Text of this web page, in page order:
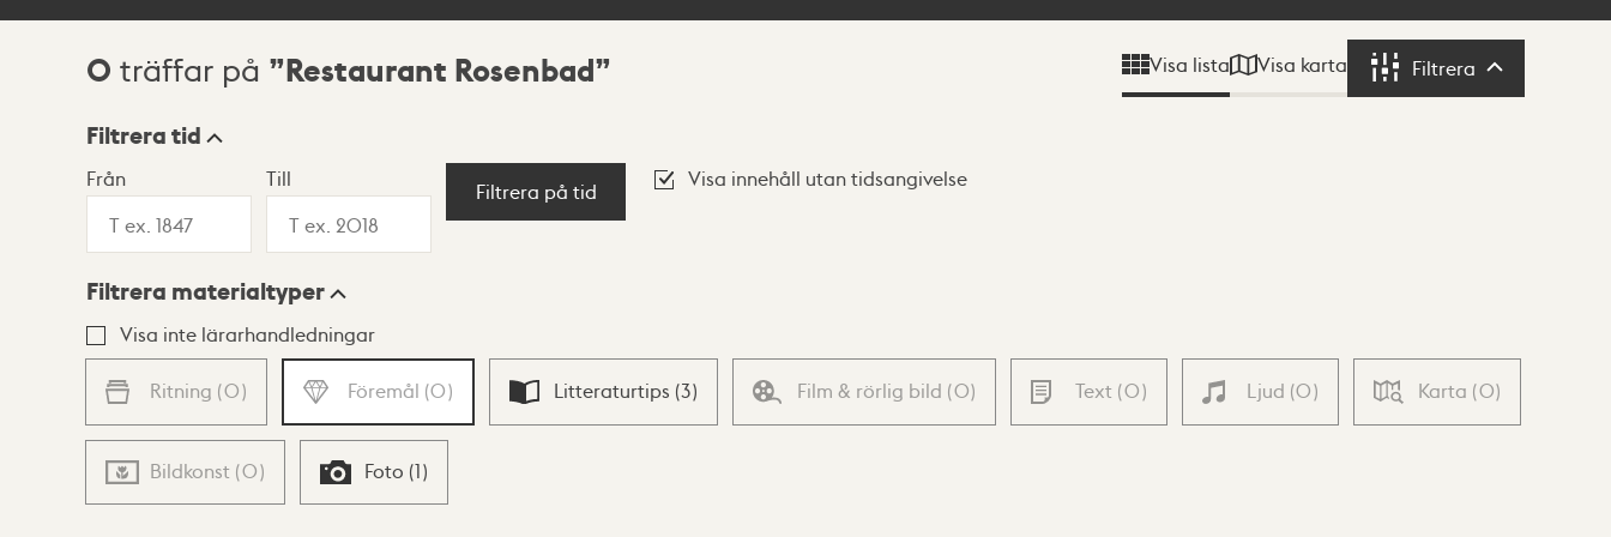
Sökresultat
0 träffar på Restaurant Rosenbad Visa lista Visa karta Filtrera Filtrera
Visningsläge
Lista Karta
Filtrera tid
Från Till
Filtrera på tid
Visa innehåll utan tidsangivelse
Filtrera materialtyper
Visa inte lärarhandledningar
Ritning (0) Föremål (0) Litteraturtips (3) Film & rörlig bild (0) Text (0) Ljud (0) Karta (0)
Bildkonst (0) Foto (1)